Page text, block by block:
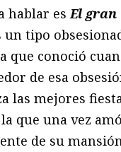
hablar esEl gran
un tipo
que conoció
de esa
las mejores
que una vez
de su